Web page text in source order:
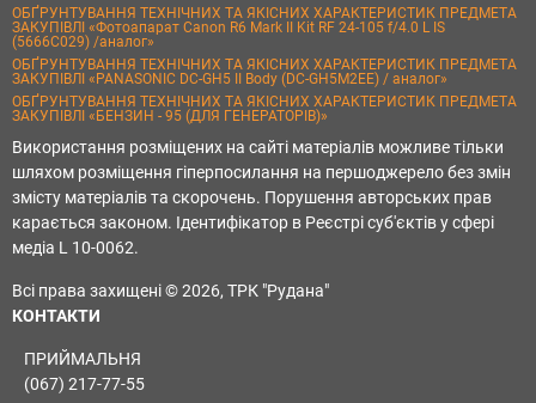
ОБҐРУНТУВАННЯ ТЕХНІЧНИХ ТА ЯКІСНИХ ХАРАКТЕРИСТИК ПРЕДМЕТА
ЗАКУПІВЛІ «Фотоапарат Canon R6 Mark II Kit RF 24-105 f/4.0 L IS
(5666C029) /аналог»
ОБҐРУНТУВАННЯ ТЕХНІЧНИХ ТА ЯКІСНИХ ХАРАКТЕРИСТИК ПРЕДМЕТА
ЗАКУПІВЛІ «PANASONIC DC-GH5 II Body (DC-GH5M2EE) / аналог»
ОБҐРУНТУВАННЯ ТЕХНІЧНИХ ТА ЯКІСНИХ ХАРАКТЕРИСТИК ПРЕДМЕТА
ЗАКУПІВЛІ «БЕНЗИН - 95 (ДЛЯ ГЕНЕРАТОРІВ)»
Використання розміщених на сайті матеріалів можливе тільки
шляхом розміщення гіперпосилання на першоджерело без змін
змісту матеріалів та скорочень. Порушення авторських прав
карається законом. Ідентифікатор в Реєстрі суб'єктів у сфері
медіа L 10-0062.
Всі права захищені © 2026, ТРК "Рудана"
КОНТАКТИ
ПРИЙМАЛЬНЯ
(067) 217-77-55